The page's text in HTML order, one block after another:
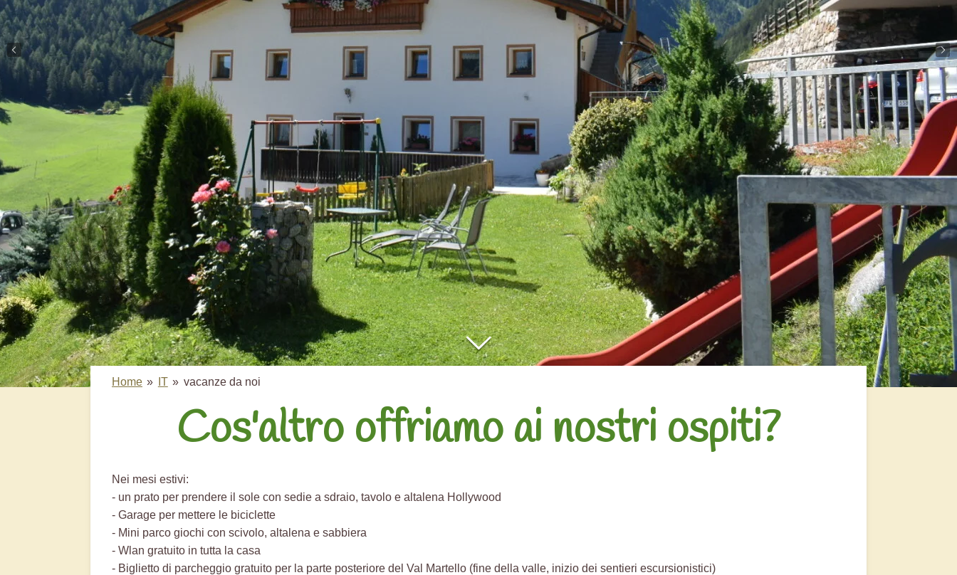
Home » IT » vacanze da noi
Cos'altro offriamo ai nostri ospiti?
Nei mesi estivi:
- un prato per prendere il sole con sedie a sdraio, tavolo e altalena Hollywood
- Garage per mettere le biciclette
- Mini parco giochi con scivolo, altalena e sabbiera
- Wlan gratuito in tutta la casa
- Biglietto di parcheggio gratuito per la parte posteriore del Val Martello (fine della valle, inizio dei sentieri escursionistici)